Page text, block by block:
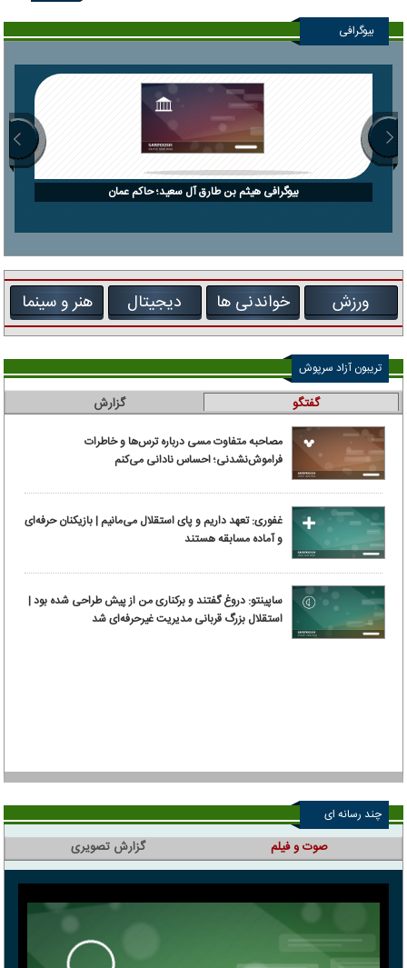
بیوگرافی
بیوگرافی هیثم بن طارق آل سعید؛ حاکم عمان
ورزش خواندنی ها دیجیتال هنر و سینما
تریبون آزاد سرپوش
گفتگو گزارش
مصاحبه متفاوت مسی درباره ترس‌ها و خاطرات
فراموش‌نشدنی؛ احساس نادانی می‌کنم
غفوری: تعهد داریم و پای استقلال می‌مانیم | بازیکنان حرفه‌ای
و آماده مسابقه هستند
ساپینتو: دروغ گفتند و برکناری من از پیش طراحی شده بود |
استقلال بزرگ قربانی مدیریت غیرحرفه‌ای شد
چند رسانه ای
صوت و فیلم گزارش تصویری